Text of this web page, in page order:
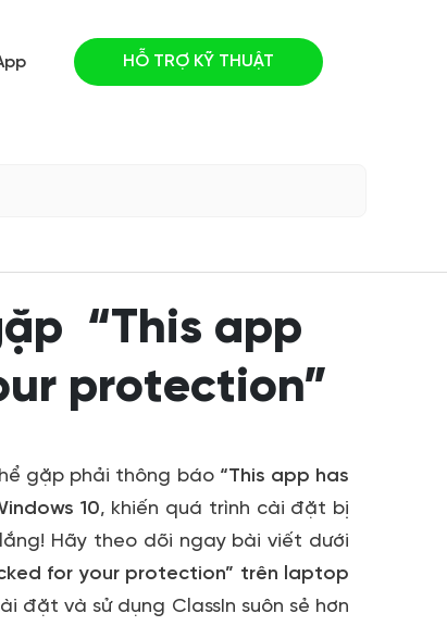
HỖ TRỢ KỸ THUẬT
“This app
protection”
gặp phải thông báo “This app has
10, khiến quá trình cài đặt bị
Hãy theo dõi ngay bài viết dưới
for your protection” trên laptop
đặt và sử dụng ClassIn suôn sẻ hơn